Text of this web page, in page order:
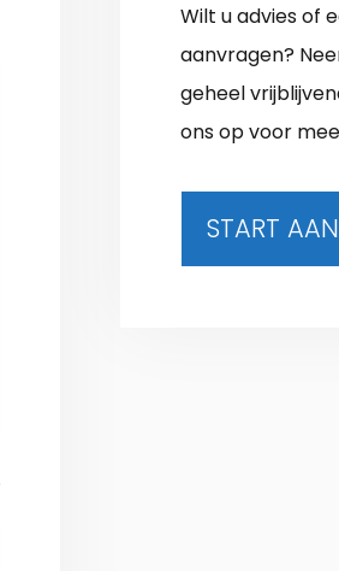
Wilt u advies of
aanvragen?
geheel
ons op voor
START